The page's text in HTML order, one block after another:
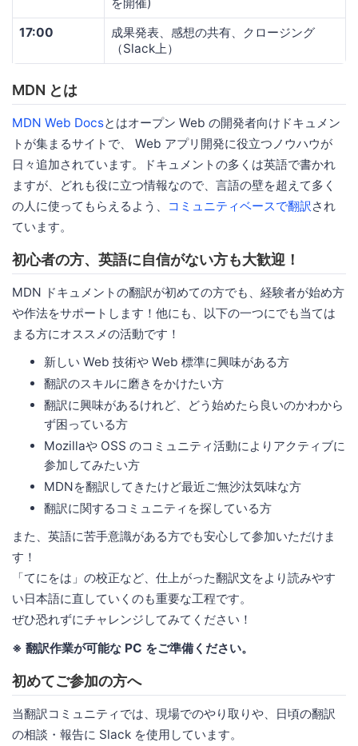
17:00
成果発表、感想の共有、クロージング
（Slack上）
MDN とは
MDN Web Docsとはオープン Web の開発者向けドキュメン
トが集まるサイトで、 Web アプリ開発に役立つノウハウが
日々追加されています。ドキュメントの多くは英語で書かれ
ますが、どれも役に立つ情報なので、言語の壁を超えて多く
の人に使ってもらえるよう、
コミュニティベースで翻訳 され
ています。
初心者の方、英語に自信がない方も大歓迎！
MDN ドキュメントの翻訳が初めての方でも、経験者が始め方
や作法をサポートします！他にも、以下の一つにでも当ては
まる方にオススメの活動です！
新しい Web 技術や Web 標準に興味がある方
翻訳のスキルに磨きをかけたい方
翻訳に興味があるけれど、どう始めたら良いのかわから
ず困っている方
Mozillaや OSS のコミュニティ活動によりアクティブに
参加してみたい方
MDNを翻訳してきたけど最近ご無沙汰気味な方
翻訳に関するコミュニティを探している方
また、英語に苦手意識がある方でも安心して参加いただけま
す！
「てにをは」の校正など、仕上がった翻訳文をより読みやす
い日本語に直していくのも重要な工程です。
ぜひ恐れずにチャレンジしてみてください！
※ 翻訳作業が可能な PC をご準備ください。
初めてご参加の方へ
当翻訳コミュニティでは、現場でのやり取りや、日頃の翻訳
の相談・報告に Slack を使用しています。